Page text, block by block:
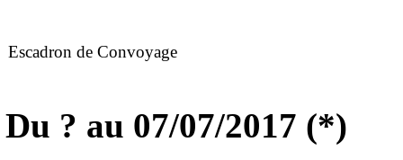
Escadron de Convoyage
Du ? au 07/07/2017 (*)